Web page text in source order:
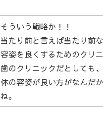
そういう戦略か！！
当たり前と言えば当たり前
容姿を良くするためのクリ
歯のクリニックだとしても
体の容姿が良い方がなんだ
ね。